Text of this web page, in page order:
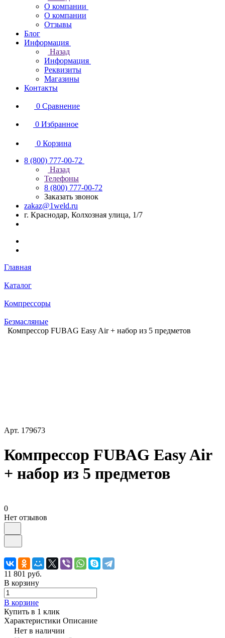
О компании
О компании
Отзывы
Блог
Информация
Назад
Информация
Реквизиты
Магазины
Контакты
0 Сравнение
0 Избранное
0 Корзина
8 (800) 777-00-72
Назад
Телефоны
8 (800) 777-00-72
Заказать звонок
zakaz@1weld.ru
г. Краснодар, Колхозная улица, 1/7
Главная
Каталог
Компрессоры
Безмасляные
Компрессор FUBAG Easy Air + набор из 5 предметов
Арт. 179673
Компрессор FUBAG Easy Air
+ набор из 5 предметов
0
Нет отзывов
11 801 руб.
В корзину
В корзине
Купить в 1 клик
Характеристики Описание
Нет в наличии